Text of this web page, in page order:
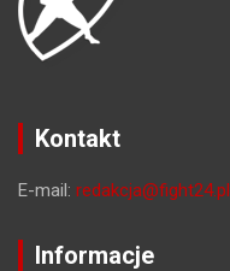
Kontakt
E-mail: redakcja@fight24.pl
Informacje